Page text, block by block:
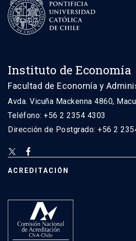
Instituto de Economía
Facultad de Economía y
Avda. Vicuña Mackenna 4860,
Teléfono: +56 2 2354 4303
Dirección de Postgrado: +56 2
ACREDITACIÓN